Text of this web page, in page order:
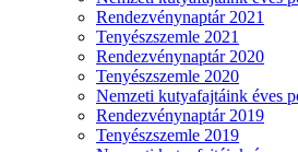
Rendezvénynaptár 2021
Tenyészszemle 2021
Rendezvénynaptár 2020
Tenyészszemle 2020
Nemzeti kutyafajtáink éves
Rendezvénynaptár 2019
Tenyészszemle 2019